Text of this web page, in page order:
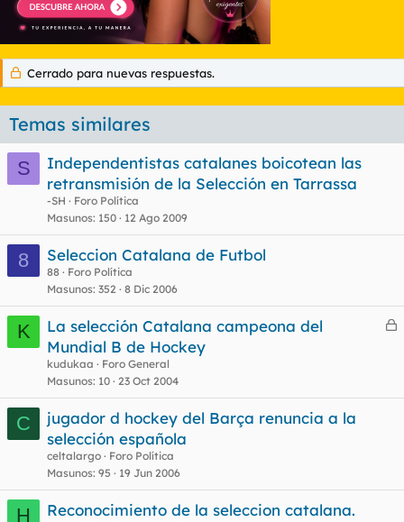
Cerrado para nuevas respuestas.
Temas similares
S
Independentistas catalanes boicotean las
retransmisión de la Selección en Tarrassa
-SH
Foro Política
Masunos 150 12 Ago 2009
8 Seleccion Catalana de Futbol
88
Foro Política
Masunos 352 8 Dic 2006
K
C
a
La selección Catalana campeona del
Mundial B de Hockey
kudukaa
Foro General
Masunos 10 23 Oct 2004
C
jugador d hockey del Barça renuncia a la
selección española
celtalargo
Foro Política
Masunos 95 19 Jun 2006
H Reconocimiento de la seleccion catalana.